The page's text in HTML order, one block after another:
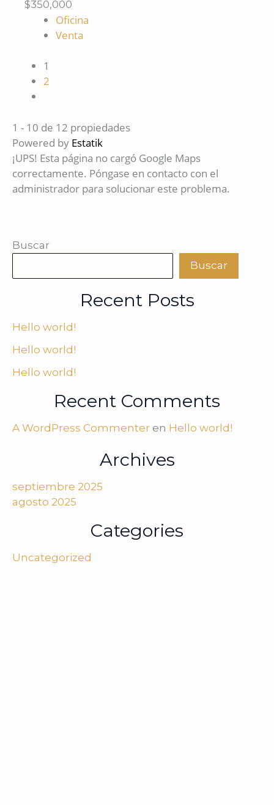
$350,000
Oficina
Venta
1
2
1 - 10 de 12 propiedades
Powered by Estatik
¡UPS! Esta página no cargó Google Maps
correctamente. Póngase en contacto con el
administrador para solucionar este problema.
Buscar
Buscar
Recent Posts
Hello world!
Hello world!
Hello world!
Recent Comments
A WordPress Commenter en Hello world!
Archives
septiembre 2025
agosto 2025
Categories
Uncategorized